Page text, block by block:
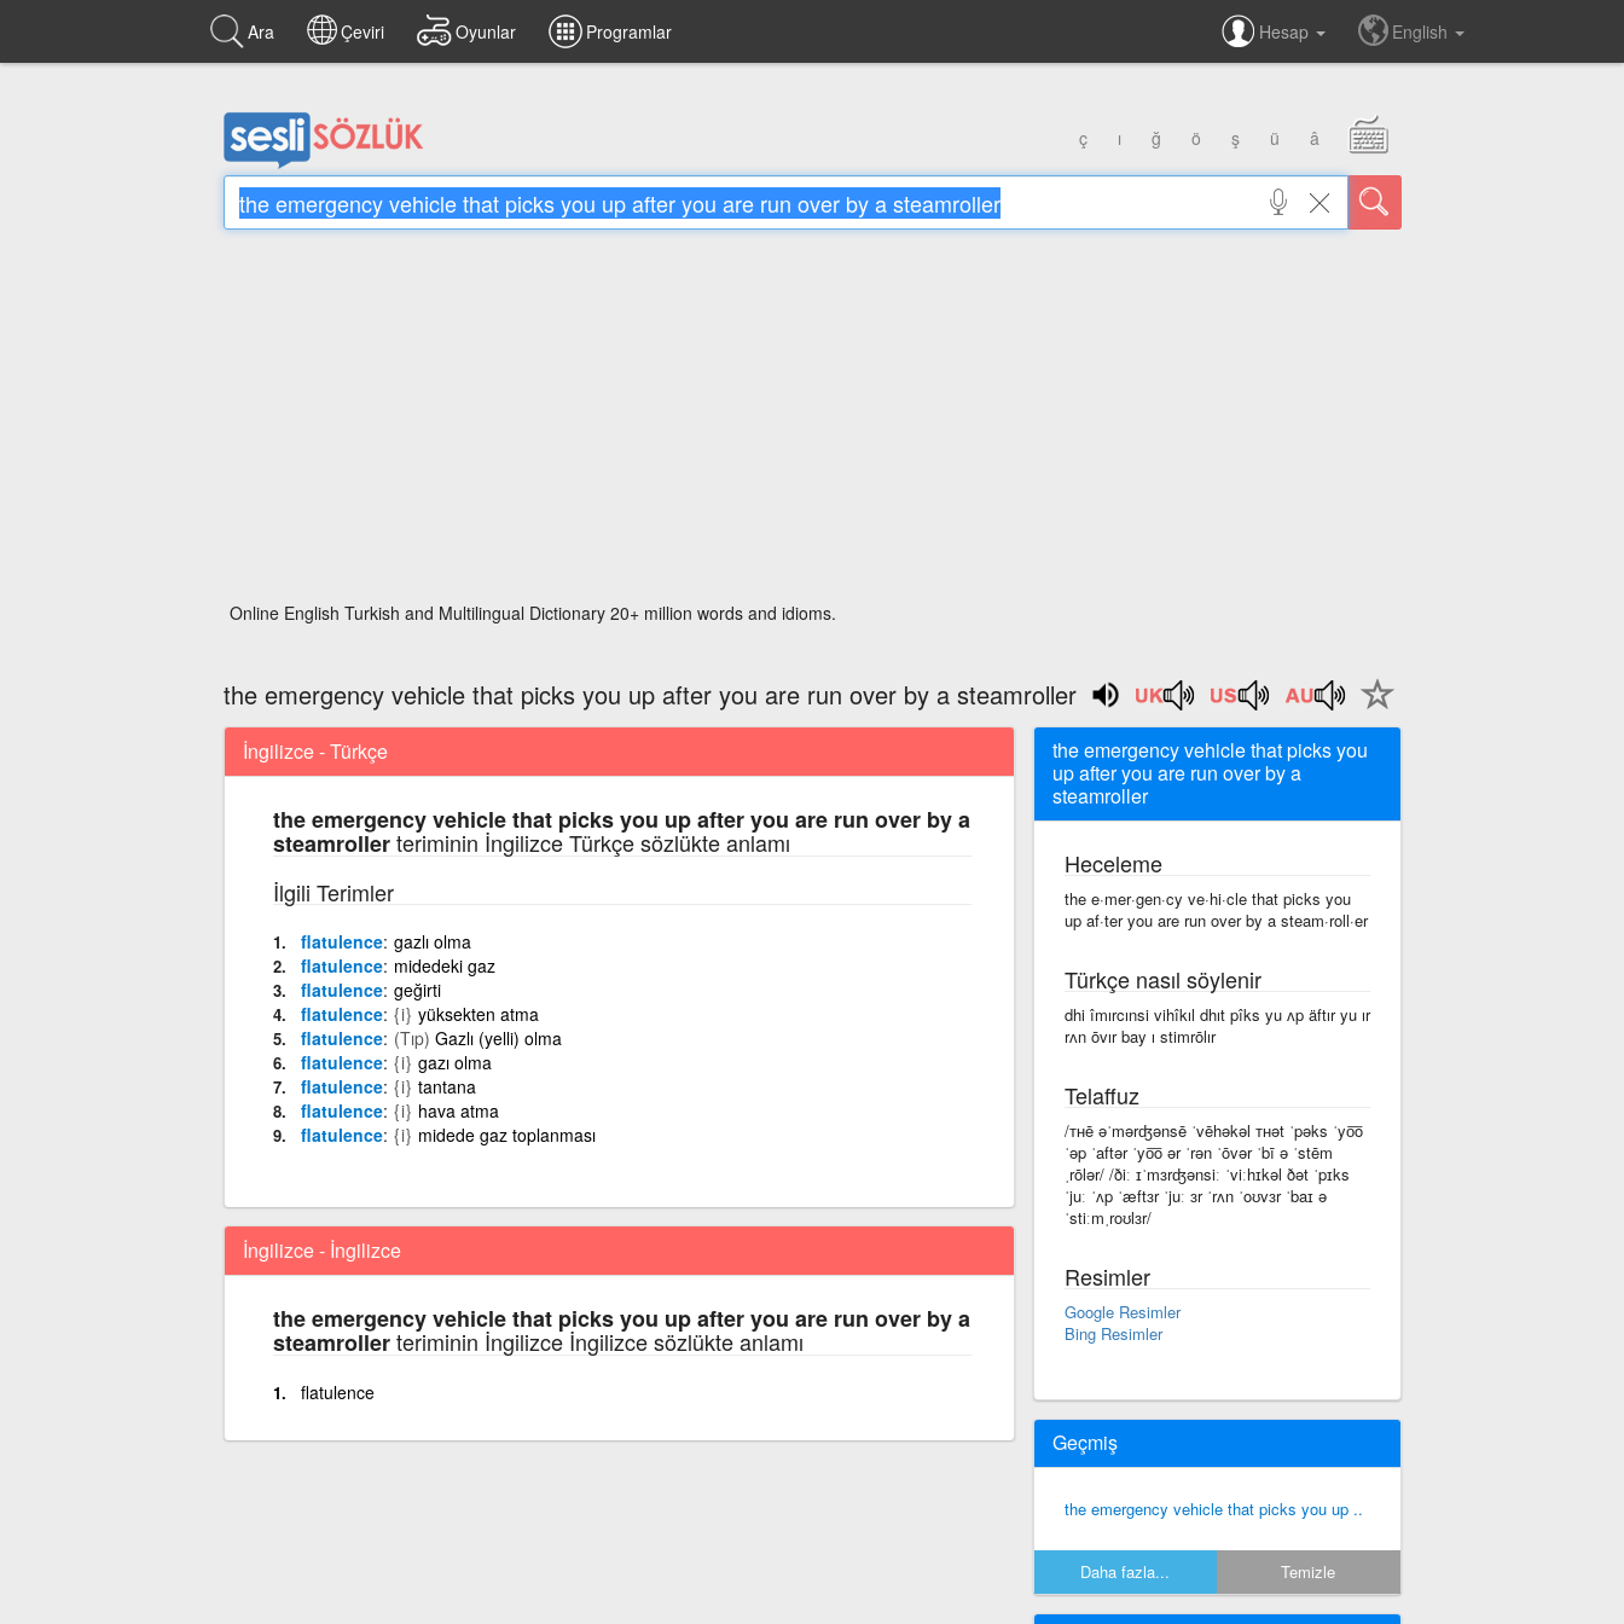
Ara Çeviri Oyunlar Programlar Hesap English
ç ı ğ ö ş ü â
Online English Turkish and Multilingual Dictionary 20+ million words and idioms.
the emergency vehicle that picks you up after you are run over by a steamroller
İngilizce - Türkçe
the emergency vehicle that picks you up after you are run over by a
steamrollerteriminin İngilizce Türkçe sözlükte anlamı
İlgili Terimler
flatulence gazlı olma
flatulence midedeki gaz
flatulence geğirti
flatulence {i} yüksekten atma
flatulence (Tıp) Gazlı (yelli) olma
flatulence {i} gazı olma
flatulence {i} tantana
flatulence {i} hava atma
flatulence {i} midede gaz toplanması
İngilizce - İngilizce
the emergency vehicle that picks you up after you are run over by a
steamrollerteriminin İngilizce İngilizce sözlükte anlamı
flatulence
the emergency vehicle that picks you
up after you are run over by a
steamroller
Heceleme
the e·mer·gen·cy ve·hi·cle that picks you
up af·ter you are run over by a steam·roll·er
Türkçe nasıl söylenir
dhi îmırcınsi vihîkıl dhıt pîks yu ʌp äftır yu ır
rʌn ōvır bay ı stimrōlır
Telaffuz
/ᴛʜē əˈmərʤənsē ˈvēhəkəl ᴛʜət ˈpəks ˈyo͞o
ˈəp ˈaftər ˈyo͞o ər ˈrən ˈōvər ˈbī ə ˈstēm
ˌrōlər/ /ðiː ɪˈmɜrʤənsiː ˈviːhɪkəl ðət ˈpɪks
ˈjuː ˈʌp ˈæftɜr ˈjuː ɜr ˈrʌn ˈoʊvɜr ˈbaɪ ə
ˈstiːmˌroʊlɜr/
Resimler
Google Resimler
Bing Resimler
Geçmiş
the emergency vehicle that picks you up ..
Daha fazla... Temizle